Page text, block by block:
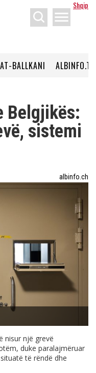
Shqip
menu
AT-BALLKANI ALBINFO.TV
Belgjikës:
sistemi
albinfo.ch
nisur një grevë
duke paralajmëruar
të rëndë dhe